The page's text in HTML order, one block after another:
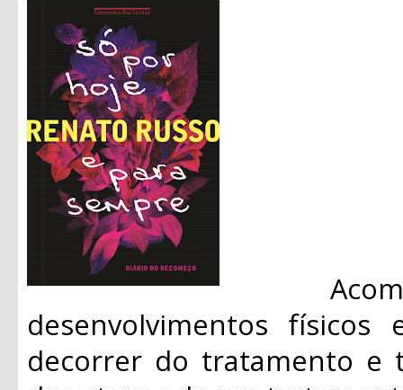
desenvolvimentos
decorrer do tratamento e